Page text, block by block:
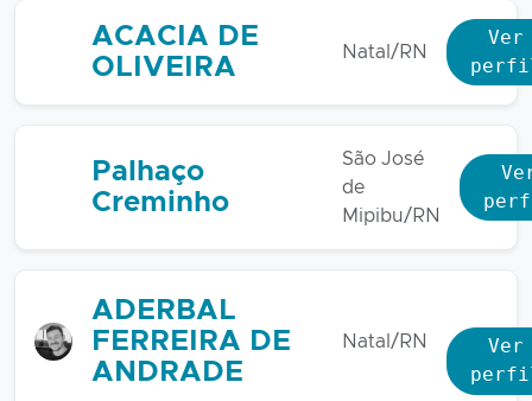
ACACIA DE
OLIVEIRA
Natal/RN
Ver
Palhaço
Creminho
São José
de
Mipibu/RN
ADERBAL
FERREIRA DE
ANDRADE
Natal/RN
Ver